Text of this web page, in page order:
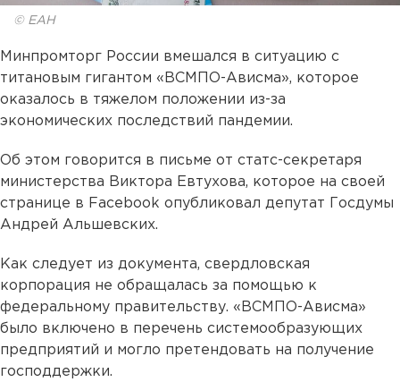
© ЕАН
Минпромторг России вмешался в ситуацию с
титановым гигантом «ВСМПО-Ависма», которое
оказалось в тяжелом положении из-за
экономических последствий пандемии.
Об этом говорится в письме от статс-секретаря
министерства Виктора Евтухова, которое на своей
странице в Facebook опубликовал депутат Госдумы
Андрей Альшевских.
Как следует из документа, свердловская
корпорация не обращалась за помощью к
федеральному правительству. «ВСМПО-Ависма»
было включено в перечень системообразующих
предприятий и могло претендовать на получение
господдержки.